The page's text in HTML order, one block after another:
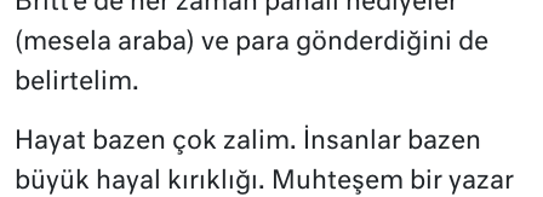
(mesela araba) ve para gönderdiğini de
belirtelim.
Hayat bazen çok zalim. İnsanlar bazen
büyük hayal kırıklığı. Muhteşem bir yazar